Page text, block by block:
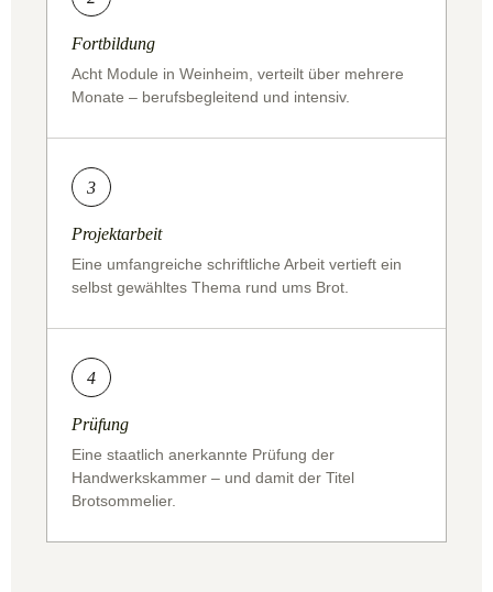
Fortbildung
Acht Module in Weinheim, verteilt über mehrere
Monate – berufsbegleitend und intensiv.
3
Projektarbeit
Eine umfangreiche schriftliche Arbeit vertieft ein
selbst gewähltes Thema rund ums Brot.
4
Prüfung
Eine staatlich anerkannte Prüfung der
Handwerkskammer – und damit der Titel
Brotsommelier.